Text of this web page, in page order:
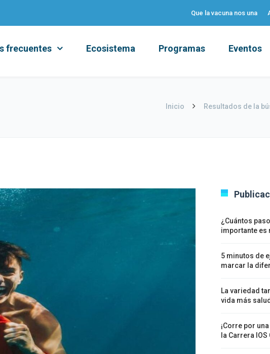
Que la vacuna nos una
frecuentes Ecosistema Programas Eventos
Inicio Resultados de la
¿Cuántos
importante es
5 minutos de
marcar la
La variedad
vida más
¡Corre por
la Carrera IOS